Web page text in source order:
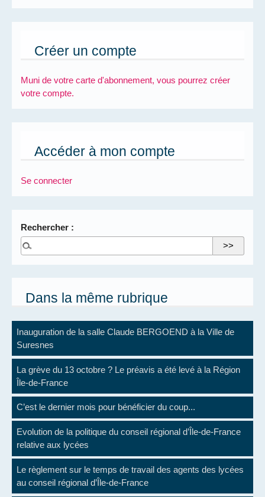
Créer un compte
Muni de votre carte d'abonnement, vous pourrez créer
votre compte.
Accéder à mon compte
Se connecter
Rechercher :
Dans la même rubrique
Inauguration de la salle Claude BERGOEND à la Ville de
Suresnes
La grève du 13 octobre ? Le préavis a été levé à la Région
Île-de-France
C’est le dernier mois pour bénéficier du coup...
Evolution de la politique du conseil régional d’Île-de-France
relative aux lycées
Le règlement sur le temps de travail des agents des lycées
au conseil régional d’Île-de-France